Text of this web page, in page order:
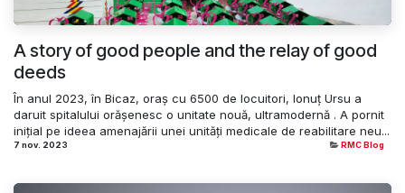
A story of good people and the relay of good
deeds
În anul 2023, în Bicaz, oraș cu 6500 de locuitori, Ionuț Ursu a
daruit spitalului orășenesc o unitate nouă, ultramodernă . A pornit
inițial pe ideea amenajării unei unități medicale de reabilitare neu...
7 nov. 2023 RMC Blog